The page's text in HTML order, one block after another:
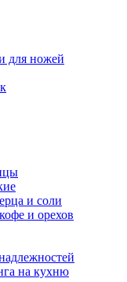
для ножей
и соли
и орехов
на кухню